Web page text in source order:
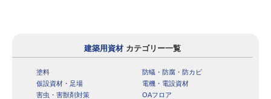
建築用資材 カテゴリー一覧
塗料
防蟻・防腐・防カビ
仮設資材・足場
電機・電設資材
害虫・害獣剤対策
OAフロア